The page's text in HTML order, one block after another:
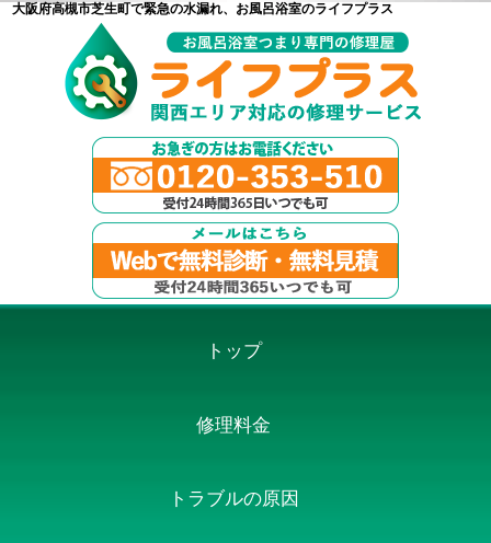
大阪府高槻市芝生町で緊急の水漏れ、お風呂浴室のライフプラス
トップ
修理料金
トラブルの原因